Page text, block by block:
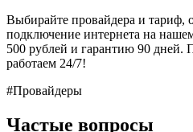
Выбирайте провайдера и тариф,
подключение интернета на
500 рублей и гарантию 90 дней.
работаем 24/7!
#Провайдеры
Частые вопросы